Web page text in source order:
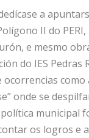
a
II do
e mesmo
do IES Pedras
ocorrencias
onde se
municipal
os logros e